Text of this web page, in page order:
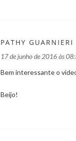
PATHY GUARNIERI
17 de junho de 2016 às
Bem interessante o
Beijo!